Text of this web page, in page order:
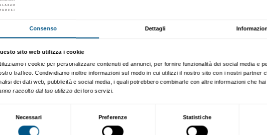
l’ultimo giorno di apertura per le mostre in corso
pochissimi giorni per visitareIl
diverse fra loro ma entrambe imperdibili.